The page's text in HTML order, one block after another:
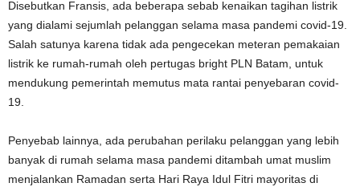
Disebutkan Fransis, ada beberapa sebab kenaikan tagihan listrik
yang dialami sejumlah pelanggan selama masa pandemi covid-19.
Salah satunya karena tidak ada pengecekan meteran pemakaian
listrik ke rumah-rumah oleh pertugas bright PLN Batam, untuk
mendukung pemerintah memutus mata rantai penyebaran covid-
19.
Penyebab lainnya, ada perubahan perilaku pelanggan yang lebih
banyak di rumah selama masa pandemi ditambah umat muslim
menjalankan Ramadan serta Hari Raya Idul Fitri mayoritas di